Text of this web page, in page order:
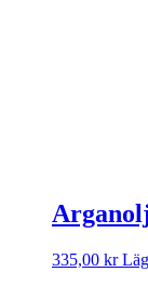
335,00 kr